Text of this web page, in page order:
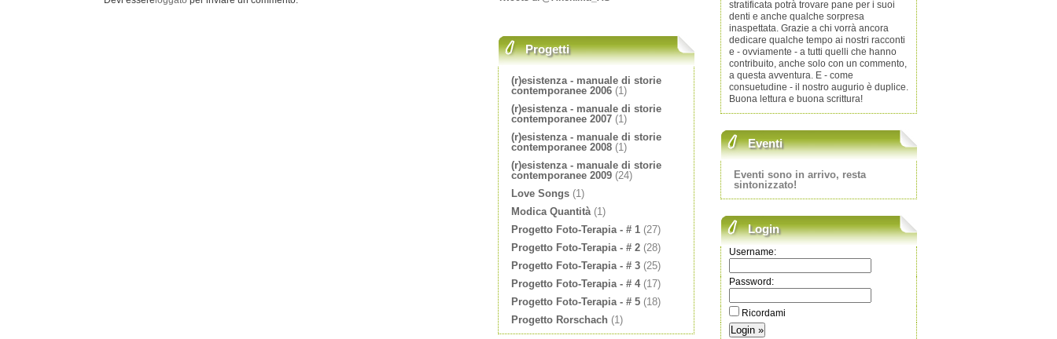
Progetti
(r)esistenza - manuale di storie
contemporanee 2006 (1)
(r)esistenza - manuale di storie
contemporanee 2007 (1)
(r)esistenza - manuale di storie
contemporanee 2008 (1)
(r)esistenza - manuale di storie
contemporanee 2009 (24)
Love Songs (1)
Modica Quantità(1)
Progetto Foto-Terapia - # 1 (27)
Progetto Foto-Terapia - # 2 (28)
Progetto Foto-Terapia - # 3 (25)
Progetto Foto-Terapia - # 4(17)
Progetto Foto-Terapia - # 5 (18)
Progetto Rorschach (1)
stratificata potrà trovare pane per i suoi
denti e anche qualche sorpresa
inaspettata. Grazie a chi vorrà ancora
dedicare qualche tempo ai nostri racconti
e - ovviamente - a tutti quelli che hanno
contribuito, anche solo con un commento,
a questa avventura. E - come
consuetudine - il nostro augurio è duplice.
Buona lettura e buona scrittura!
Eventi
Eventi sono in arrivo, resta
sintonizzato!
Login
Username:
Password:
Ricordami